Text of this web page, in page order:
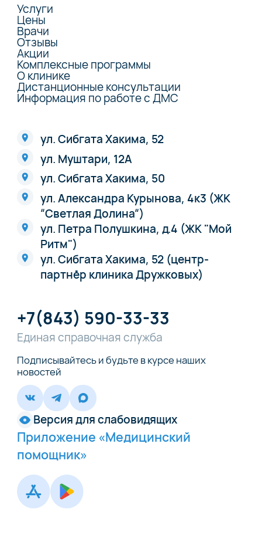
Услуги
Цены
Врачи
Отзывы
Акции
Комплексные программы
О клинике
Дистанционные консультации
Информация по работе с ДМС
ул. Сибгата Хакима, 52
ул. Муштари, 12А
ул. Сибгата Хакима, 50
ул. Александра Курынова, 4к3 (ЖК
“Светлая Долина“)
ул. Петра Полушкина, д.4 (ЖК "Мой
Ритм")
ул. Сибгата Хакима, 52 (центр-
партнёр клиника Дружковых)
+7(843) 590-33-33
Единая справочная служба
Подписывайтесь и будьте в курсе наших
новостей
Версия для слабовидящих
Приложение «Медицинский
помощник»